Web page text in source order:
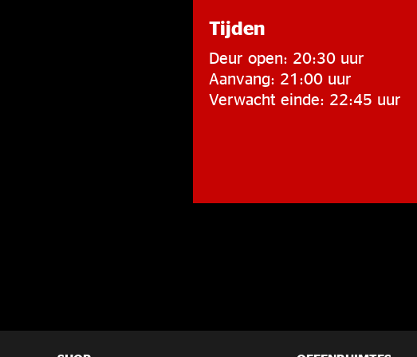
Tijden
Deur open: 20:30 uur
Aanvang: 21:00 uur
Verwacht einde: 22:45 uur